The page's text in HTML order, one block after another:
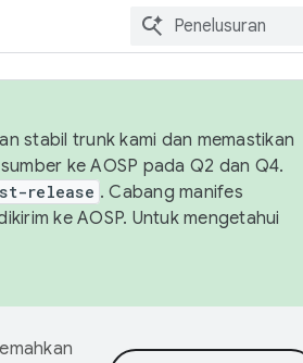
stabil trunk kami dan memastikan
ke AOSP pada Q2 dan Q4.
release . Cabang manifes
ke AOSP. Untuk mengetahui